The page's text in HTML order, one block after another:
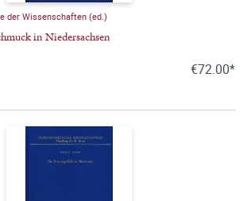
der Wissenschaften (ed.)
in Niedersachsen
€72.00*